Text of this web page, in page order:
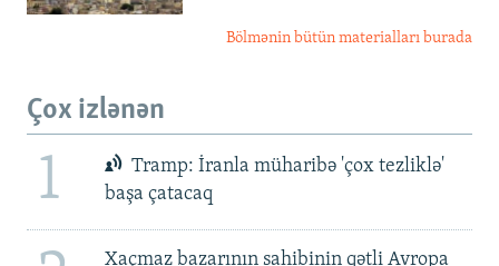
Bölmənin bütün materialları burada
Çox izlənən
1
Tramp: İranla müharibə 'çox tezliklə'
başa çatacaq
Xaçmaz bazarının sahibinin qətli Avropa